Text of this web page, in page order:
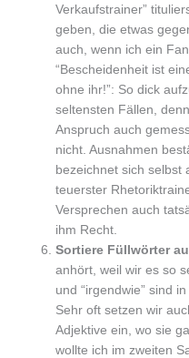
Verkaufstrainer”
geben, die etwas
auch, wenn ich ein
“Bescheidenheit ist
ohne ihr!”: So dick
seltensten Fällen,
Anspruch auch
nicht. Ausnahmen
bezeichnet sich selbst
teuerster
Versprechen auch
ihm Recht.
Sortiere Füllwörter
anhört, weil wir es so
und “irgendwie” sind
Sehr oft setzen wir
Adjektive ein, wo sie
wollte ich im zweiten